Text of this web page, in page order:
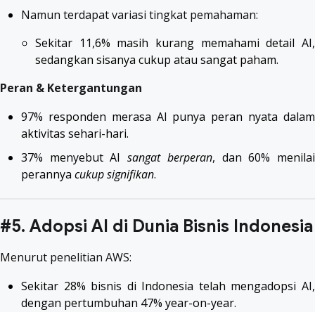
Namun terdapat variasi tingkat pemahaman:
Sekitar 11,6% masih kurang memahami detail AI,
sedangkan sisanya cukup atau sangat paham.
Peran & Ketergantungan
97% responden merasa AI punya peran nyata dalam
aktivitas sehari-hari.
37% menyebut AIsangat berperan, dan 60% menilai
perannya cukup signifikan.
#5. Adopsi AI di Dunia Bisnis Indonesia
Menurut penelitian AWS:
Sekitar 28% bisnis di Indonesia telah mengadopsi AI,
dengan pertumbuhan 47% year-on-year.